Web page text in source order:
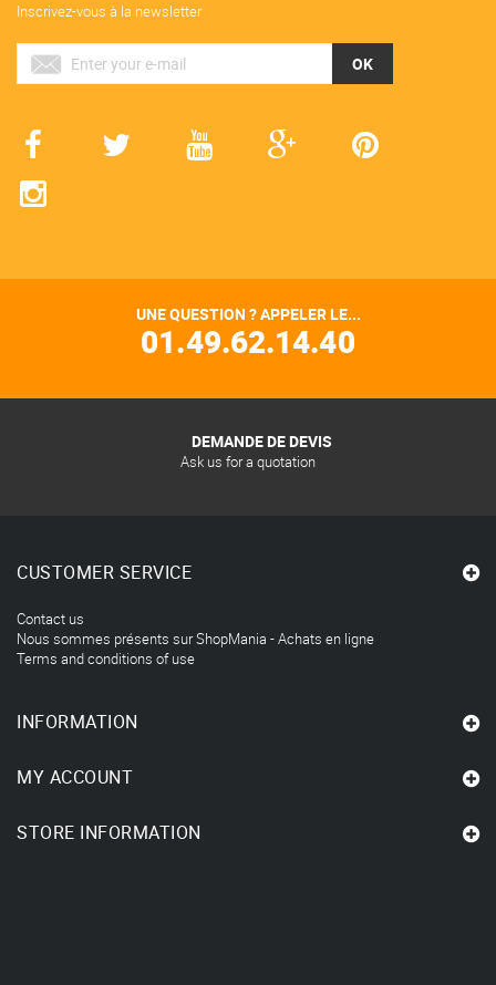
Inscrivez-vous à la newsletter
OK
UNE QUESTION ? APPELER LE...
01.49.62.14.40
DEMANDE DE DEVIS
Ask us for a quotation
CUSTOMER SERVICE
Contact us
Nous sommes présents sur ShopMania - Achats en ligne
Terms and conditions of use
INFORMATION
MY ACCOUNT
STORE INFORMATION